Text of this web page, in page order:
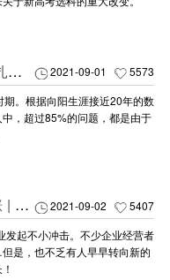
2021-09-01 5573
16岁、26岁、36岁……每一步稳扎稳打的职场人生，是什么样子？
。根据向阳生涯接近20年的数
，超过85%的问题，都是由于
2021-09-02 5407
教育行业巨变，他却实现逆势上涨 | 业务净增长229%的秘密，尽在这节直播课里！
起不小冲击。不少企业经营者
是，也不乏有人早早转向新的